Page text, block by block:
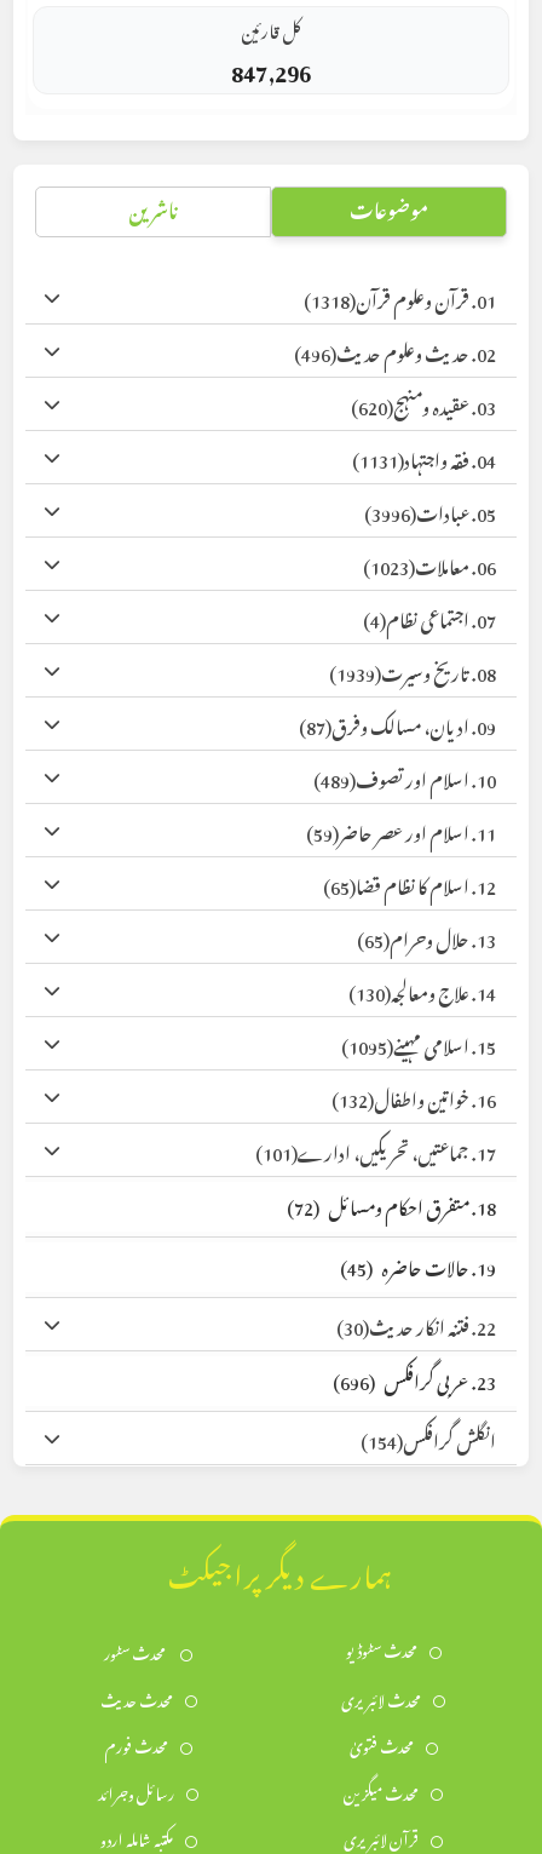
کل قارئین
847,296
موضوعات ناشرین
01. قرآن وعلوم قرآن
(1318)
02. حدیث وعلوم حدیث
(496)
03. عقیدہ ومنہج
(620)
04. فقہ واجتہاد
(1131)
05. عبادات
(3996)
06. معاملات
(1023)
07. اجتماعی نظام
(4)
08. تاریخ وسیرت
(1939)
09. ادیان، مسالک وفرق
(87)
10. اسلام اور تصوف
(489)
11. اسلام اور عصر حاضر
(59)
12. اسلام کا نظام قضا
(65)
13. حلال وحرام
(65)
14. علاج ومعالجہ
(130)
15. اسلامی مہینے
(1095)
16. خواتین واطفال
(132)
17. جماعتیں، تحریکیں، ادارے
(101)
18. متفرق احکام ومسائل
(72)
19. حالات حاضرہ
(45)
22. فتنہ انکار حدیث
(30)
23. عربی گرافکس
(696)
انگلش گرافکس(154)
ہمارے دیگر پراجیکٹ
محدث سٹوڈیو
محدث سٹور
محدث لائبریری
محدث حدیث
محدث فتویٰ
محدث فورم
محدث میگزین
رسائل وجرائد
قرآن لائبریری
مکتبہ شاملہ اردو